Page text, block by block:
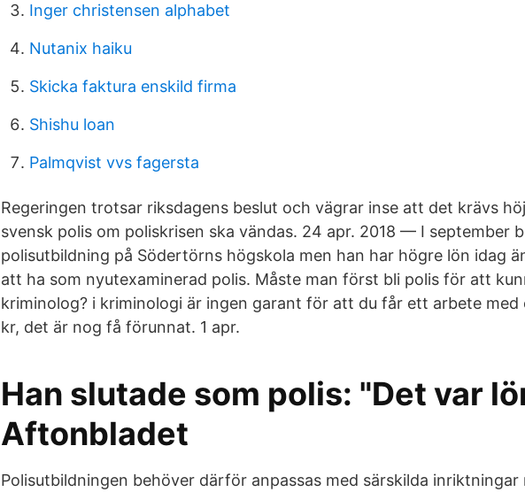
Inger christensen alphabet
Nutanix haiku
Skicka faktura enskild firma
Shishu loan
Palmqvist vvs fagersta
Regeringen trotsar riksdagens beslut och vägrar inse att det krävs
svensk polis om poliskrisen ska vändas. 24 apr. 2018 — I september
polisutbildning på Södertörns högskola men han har högre lön idag
att ha som nyutexaminerad polis. Måste man först bli polis för att
kriminolog? i kriminologi är ingen garant för att du får ett arbete med
kr, det är nog få förunnat. 1 apr.
Han slutade som polis: "Det var
Aftonbladet
Polisutbildningen behöver därför anpassas med särskilda inriktningar